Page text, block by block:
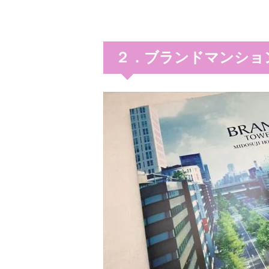
２．ブランドマンショ